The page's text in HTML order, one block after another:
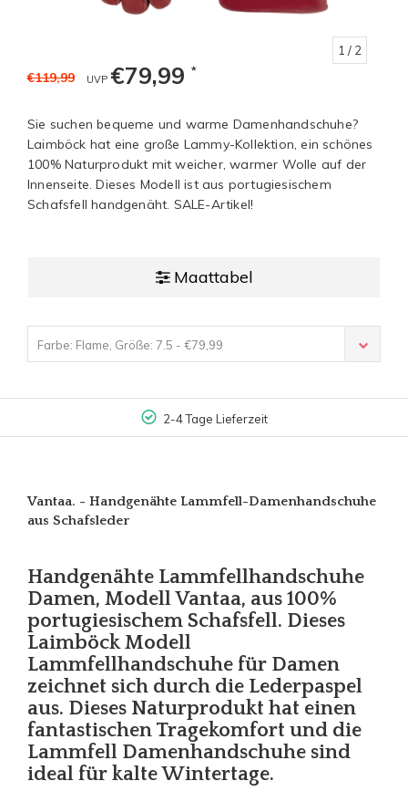
1 / 2
€119,99 UVP €79,99 *
Sie suchen bequeme und warme Damenhandschuhe?
Laimböck hat eine große Lammy-Kollektion, ein schönes
100% Naturprodukt mit weicher, warmer Wolle auf der
Innenseite. Dieses Modell ist aus portugiesischem
Schafsfell handgenäht. SALE-Artikel!
Maattabel
Farbe: Flame, Größe: 7.5 - €79,99
2-4 Tage Lieferzeit
Vantaa. - Handgenähte Lammfell-Damenhandschuhe
aus Schafsleder
Handgenähte Lammfellhandschuhe
Damen, Modell Vantaa, aus 100%
portugiesischem Schafsfell. Dieses
Laimböck Modell
Lammfellhandschuhe für Damen
zeichnet sich durch die Lederpaspel
aus. Dieses Naturprodukt hat einen
fantastischen Tragekomfort und die
Lammfell Damenhandschuhe sind
ideal für kalte Wintertage.